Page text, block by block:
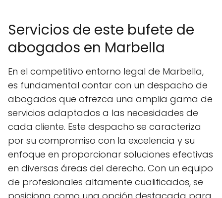
Servicios de este bufete de
abogados en Marbella
En el competitivo entorno legal de Marbella,
es fundamental contar con un despacho de
abogados que ofrezca una amplia gama de
servicios adaptados a las necesidades de
cada cliente. Este despacho se caracteriza
por su compromiso con la excelencia y su
enfoque en proporcionar soluciones efectivas
en diversas áreas del derecho. Con un equipo
de profesionales altamente cualificados, se